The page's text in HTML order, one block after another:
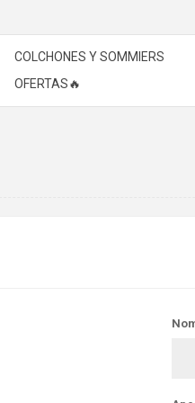
COLCHONES Y SOMMIERS
OFERTAS🔥